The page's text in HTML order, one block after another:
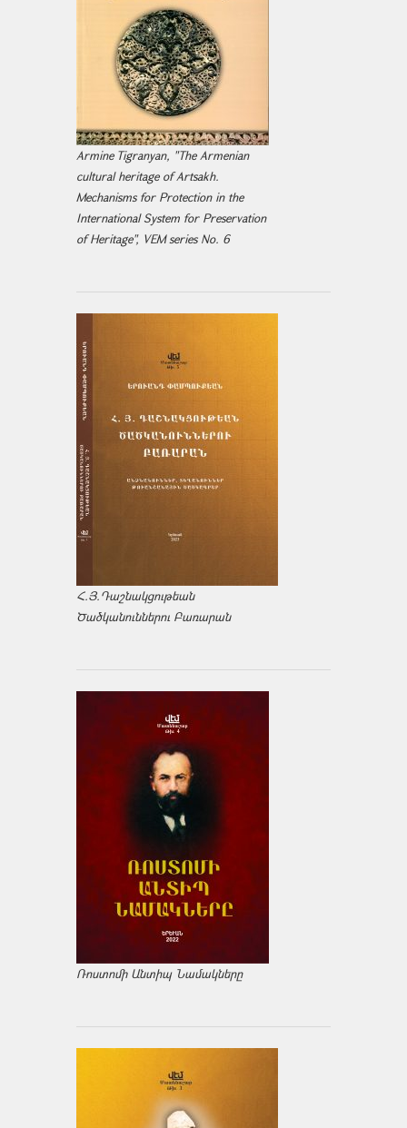
Armine Tigranyan, "The Armenian
cultural heritage of Artsakh.
Mechanisms for Protection in the
International System for Preservation
of Heritage", VEM series No. 6
Հ.Յ.Դաշնակցութեան
Ծածկանուններու Բառարան
Ռոստոմի Անտիպ Նամակները